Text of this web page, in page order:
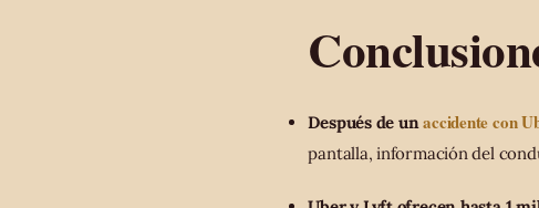
Después de unaccidente con
pantalla, información del